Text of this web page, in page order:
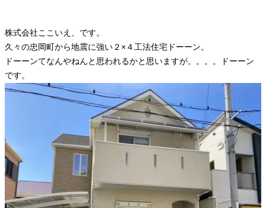
株式会社ここいえ、です。
久々の忠岡町から地震に強い２×４工法住宅ドーーン。
ドーーンてなんやねんと思われるかと思いますが。。。。ドーーン
です。